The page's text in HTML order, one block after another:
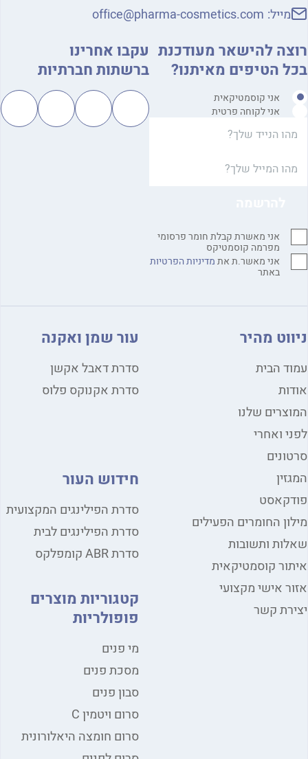
מייל: office@pharma-cosmetics.com
רוצה להישאר מעודכנת
בכל הטיפים מאיתנו?
אני קוסמטיקאית
אני לקוחה פרטית
אני מאשרת קבלת חומר פרסומי
מפרמה קוסמטיקס
אני מאשר.ת אתמדיניות הפרטיות
באתר
עקבו אחרינו
ברשתות חברתיות
ניווט מהיר
עמוד הבית
אודות
המוצרים שלנו
לפני ואחרי
סרטונים
המגזין
פודקאסט
מילון החומרים הפעילים
שאלות ותשובות
איתור קוסמטיקאית
אזור אישי מקצועי
יצירת קשר
עור שמן ואקנה
סדרת דאבל אקשן
סדרת אקנוקס פלוס
חידוש העור
סדרת הפילינגים המקצועית
סדרת הפילינגים לבית
סדרת ABR קומפלקס
קטגוריות מוצרים
פופולריות
מי פנים
מסכת פנים
סבון פנים
סרום ויטמין C
סרום חומצה היאלורונית